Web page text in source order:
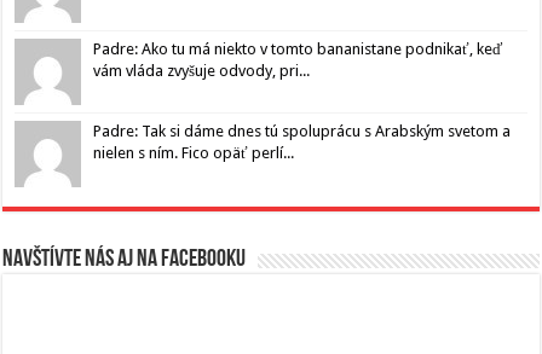
Padre: Ako tu má niekto v tomto bananistane podnikať, keď
vám vláda zvyšuje odvody, pri...
Padre: Tak si dáme dnes tú spoluprácu s Arabským svetom a
nielen s ním. Fico opäť perlí...
Navštívte nás aj na Facebooku